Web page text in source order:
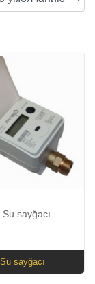
sayğacı
sayğacı